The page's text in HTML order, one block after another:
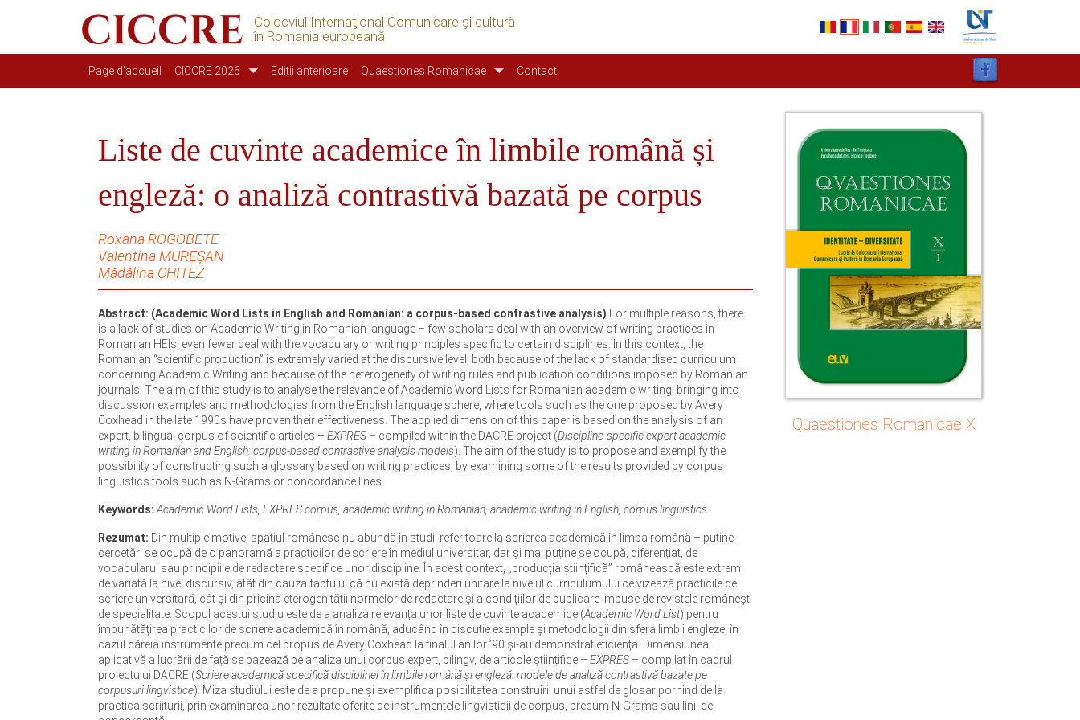
Colocviul Internaţional Comunicare şi cultură
în Romania europeană
Navigation principale
Page d'accueil CICCRE 2026 Ediții anterioare Quaestiones Romanicae Contact
Liste de cuvinte academice în limbile română și
engleză: o analiză contrastivă bazată pe corpus
Roxana ROGOBETE
Valentina MUREȘAN
Mădălina CHITEZ
Abstract: (Academic Word Lists in English and Romanian: a corpus-based contrastive analysis) For multiple reasons, there
is a lack of studies on Academic Writing in Romanian language – few scholars deal with an overview of writing practices in
Romanian HEIs, even fewer deal with the vocabulary or writing principles specific to certain disciplines. In this context, the
Romanian “scientific production” is extremely varied at the discursive level, both because of the lack of standardised curriculum
concerning Academic Writing and because of the heterogeneity of writing rules and publication conditions imposed by Romanian
journals. The aim of this study is to analyse the relevance of Academic Word Lists for Romanian academic writing, bringing into
discussion examples and methodologies from the English language sphere, where tools such as the one proposed by Avery
Coxhead in the late 1990s have proven their effectiveness. The applied dimension of this paper is based on the analysis of an
expert, bilingual corpus of scientific articles – EXPRES – compiled within the DACRE project (Discipline-specific expert academic
writing in Romanian and English: corpus-based contrastive analysis models). The aim of the study is to propose and exemplify the
possibility of constructing such a glossary based on writing practices, by examining some of the results provided by corpus
linguistics tools such as N-Grams or concordance lines.
Keywords:Academic Word Lists, EXPRES corpus, academic writing in Romanian, academic writing in English, corpus linguistics.
Rezumat: Din multiple motive, spațiul românesc nu abundă în studii referitoare la scrierea academică în limba română – puține
cercetări se ocupă de o panoramă a practicilor de scriere în mediul universitar, dar și mai puține se ocupă, diferențiat, de
vocabularul sau principiile de redactare specifice unor discipline. În acest context, „producția științifică” românească este extrem
de variată la nivel discursiv, atât din cauza faptului că nu există deprinderi unitare la nivelul curriculumului ce vizează practicile de
scriere universitară, cât și din pricina eterogenității normelor de redactare și a condițiilor de publicare impuse de revistele românești
de specialitate. Scopul acestui studiu este de a analiza relevanța unor liste de cuvinte academice (Academic Word List) pentru
îmbunătățirea practicilor de scriere academică în română, aducând în discuție exemple și metodologii din sfera limbii engleze, în
cazul căreia instrumente precum cel propus de Avery Coxhead la finalul anilor ’90 și-au demonstrat eficiența. Dimensiunea
aplicativă a lucrării de față se bazează pe analiza unui corpus expert, bilingv, de articole științifice – EXPRES – compilat în cadrul
proiectului DACRE (Scriere academică specifică disciplinei în limbile română și engleză: modele de analiză contrastivă bazate pe
corpusuri lingvistice). Miza studiului este de a propune și exemplifica posibilitatea construirii unui astfel de glosar pornind de la
practica scriiturii, prin examinarea unor rezultate oferite de instrumentele lingvisticii de corpus, precum N-Grams sau linii de
Quaestiones Romanicae X